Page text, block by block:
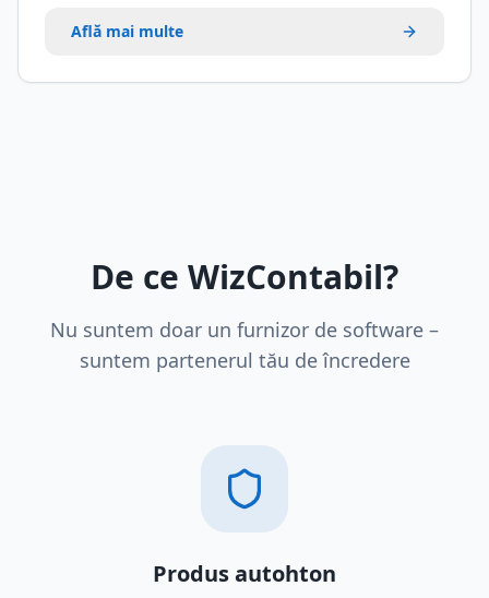
Află mai multe
De ce WizContabil?
Nu suntem doar un furnizor de software –
suntem partenerul tău de încredere
Produs autohton